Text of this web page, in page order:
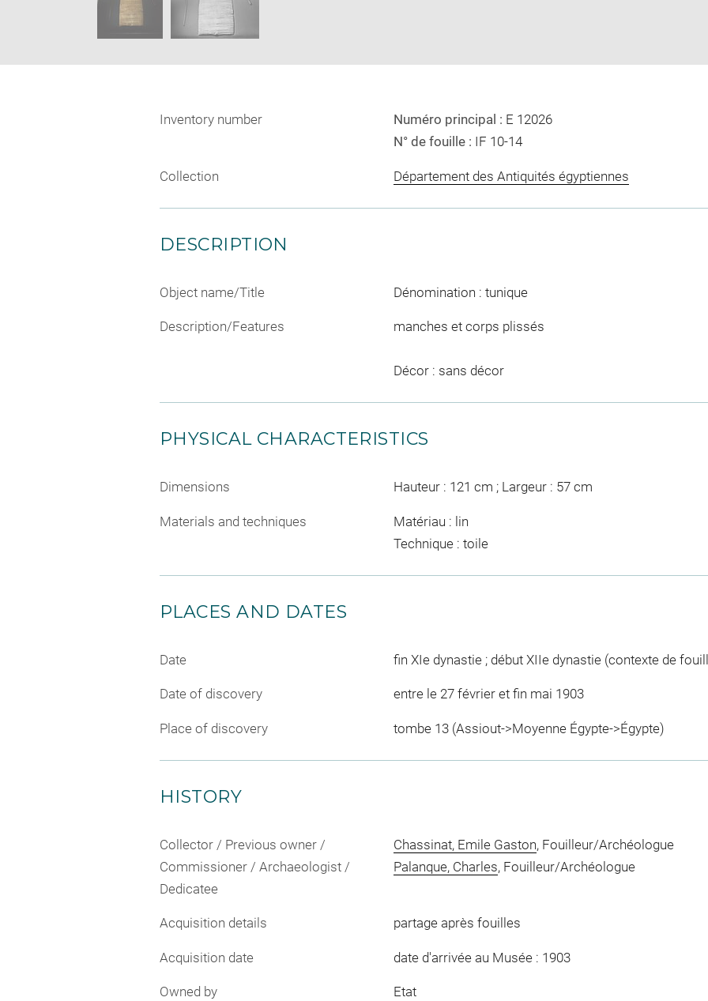
Inventory number Numéro principal : E 12026
N° de fouille : IF 10-14
Collection Département des Antiquités égyptiennes
DESCRIPTION
Object name/Title Dénomination : tunique
Description/Features manches et corps plissés
Décor : sans décor
PHYSICAL CHARACTERISTICS
Dimensions Hauteur : 121 cm ; Largeur : 57 cm
Materials and techniques
Matériau : lin
Technique : toile
PLACES AND DATES
Date fin XIe dynastie ; début XIIe dynastie (contexte de
Date of discovery entre le 27 février et fin mai 1903
Place of discovery tombe 13 (Assiout->Moyenne Égypte->Égypte)
HISTORY
Collector / Previous owner /
Commissioner / Archaeologist /
Dedicatee
Chassinat, Emile Gaston, Fouilleur/Archéologue
Palanque, Charles, Fouilleur/Archéologue
Acquisition details partage après fouilles
Acquisition date date d'arrivée au Musée : 1903
Owned by Etat